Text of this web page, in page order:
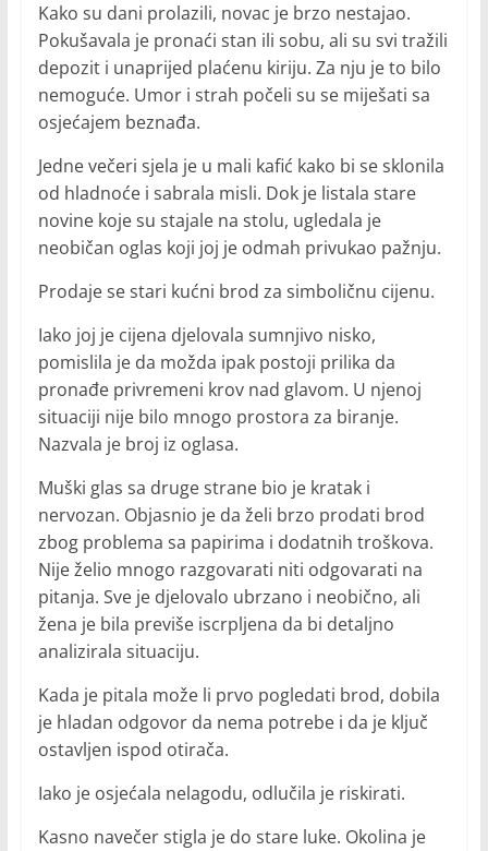
Kako su dani prolazili, novac je brzo nestajao.
Pokušavala je pronaći stan ili sobu, ali su svi tražili
depozit i unaprijed plaćenu kiriju. Za nju je to bilo
nemoguće. Umor i strah počeli su se miješati sa
osjećajem beznađa.
Jedne večeri sjela je u mali kafić kako bi se sklonila
od hladnoće i sabrala misli. Dok je listala stare
novine koje su stajale na stolu, ugledala je
neobičan oglas koji joj je odmah privukao pažnju.
Prodaje se stari kućni brod za simboličnu cijenu.
Iako joj je cijena djelovala sumnjivo nisko,
pomislila je da možda ipak postoji prilika da
pronađe privremeni krov nad glavom. U njenoj
situaciji nije bilo mnogo prostora za biranje.
Nazvala je broj iz oglasa.
Muški glas sa druge strane bio je kratak i
nervozan. Objasnio je da želi brzo prodati brod
zbog problema sa papirima i dodatnih troškova.
Nije želio mnogo razgovarati niti odgovarati na
pitanja. Sve je djelovalo ubrzano i neobično, ali
žena je bila previše iscrpljena da bi detaljno
analizirala situaciju.
Kada je pitala može li prvo pogledati brod, dobila
je hladan odgovor da nema potrebe i da je ključ
ostavljen ispod otirača.
Iako je osjećala nelagodu, odlučila je riskirati.
Kasno navečer stigla je do stare luke. Okolina je